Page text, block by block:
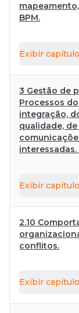
BPM.
Exibir
3 Gestão de
Processos
integração,
qualidade,
Exibir
2.10
conflitos.
Exibir